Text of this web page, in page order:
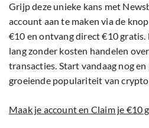
Grijp deze unieke kans met
account aan te maken via de
€10 en ontvang direct €10 gratis.
lang zonder kosten handelen
transacties. Start vandaag nog
groeiende populariteit van
Maak je account en Claim je €10